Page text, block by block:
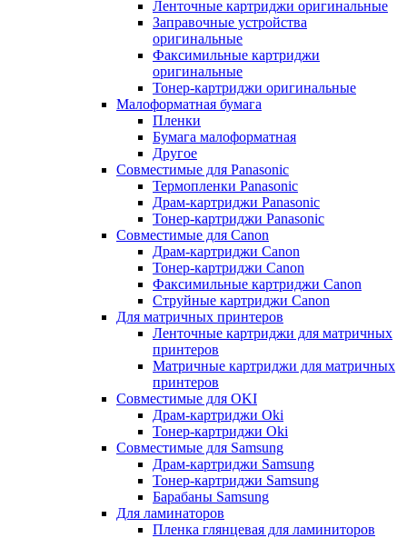
Ленточные картриджи оригинальные
Заправочные устройства
оригинальные
Факсимильные картриджи
оригинальные
Тонер-картриджи оригинальные
Малоформатная бумага
Пленки
Бумага малоформатная
Другое
Совместимые для Panasonic
Термопленки Panasonic
Драм-картриджи Panasonic
Тонер-картриджи Panasonic
Совместимые для Canon
Драм-картриджи Canon
Тонер-картриджи Canon
Факсимильные картриджи Canon
Струйные картриджи Canon
Для матричных принтеров
Ленточные картриджи для матричных
принтеров
Матричные картриджи для матричных
принтеров
Совместимые для OKI
Драм-картриджи Oki
Тонер-картриджи Oki
Совместимые для Samsung
Драм-картриджи Samsung
Тонер-картриджи Samsung
Барабаны Samsung
Для ламинаторов
Пленка глянцевая для ламиниторов